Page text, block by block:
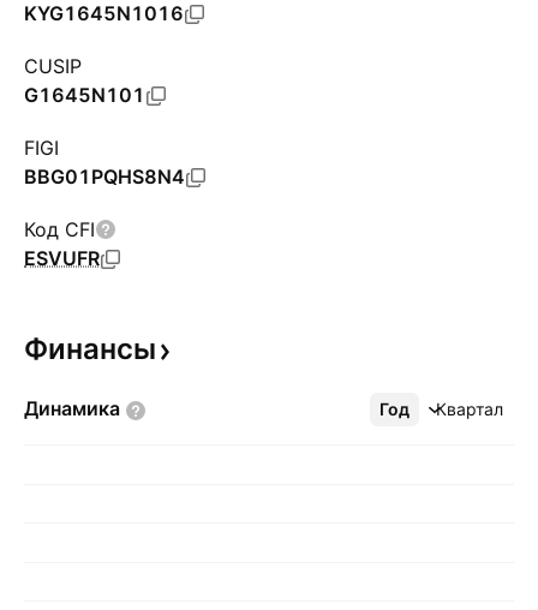
KYG1645N1016
CUSIP
G1645N101
FIGI
BBG01PQHS8N4
Код CFI
ESVUFR
Финансы
Динамика Год Квартал
Ещё